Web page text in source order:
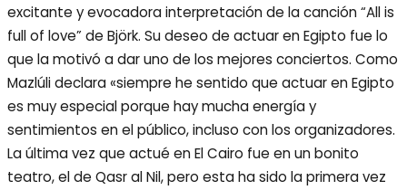
excitante y evocadora interpretación de la canción “All is
full of love” de Björk. Su deseo de actuar en Egipto fue lo
que la motivó a dar uno de los mejores conciertos. Como
Mazlúli declara «siempre he sentido que actuar en Egipto
es muy especial porque hay mucha energía y
sentimientos en el público, incluso con los organizadores.
La última vez que actué en El Cairo fue en un bonito
teatro, el de Qasr al Nil, pero esta ha sido la primera vez